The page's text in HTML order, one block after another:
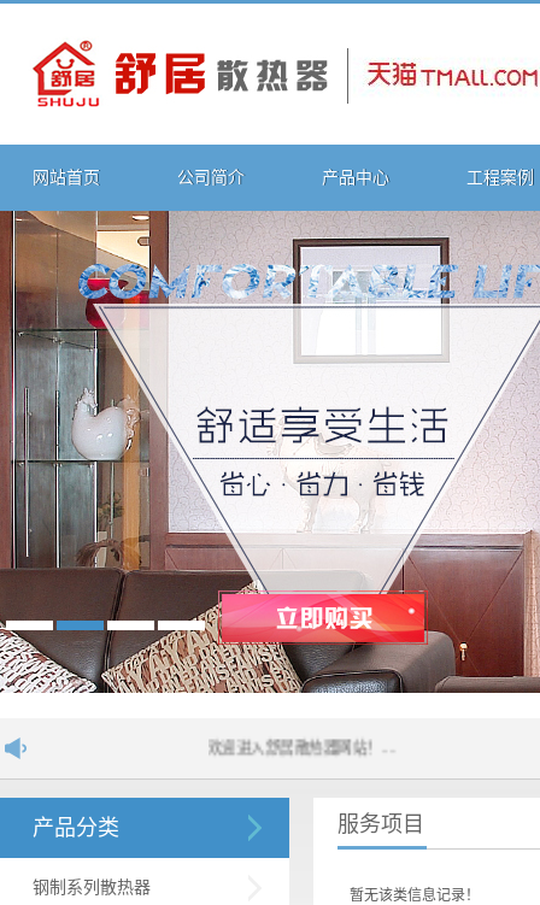
网站首页 公司简介 产品中心 工程案例
欢迎进入舒居散热器网站！....
产品分类
钢制系列散热器
服务项目
暂无该类信息记录！